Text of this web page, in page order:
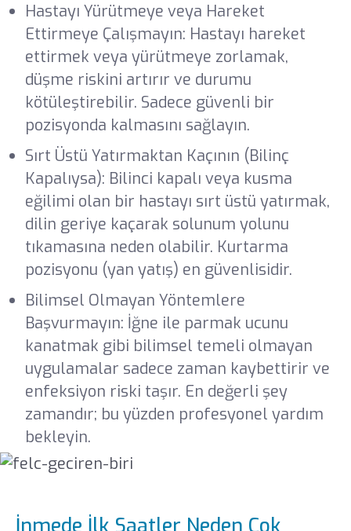
Hastayı Yürütmeye veya Hareket
Ettirmeye Çalışmayın: Hastayı hareket
ettirmek veya yürütmeye zorlamak,
düşme riskini artırır ve durumu
kötüleştirebilir. Sadece güvenli bir
pozisyonda kalmasını sağlayın.
Sırt Üstü Yatırmaktan Kaçının (Bilinç
Kapalıysa): Bilinci kapalı veya kusma
eğilimi olan bir hastayı sırt üstü yatırmak,
dilin geriye kaçarak solunum yolunu
tıkamasına neden olabilir. Kurtarma
pozisyonu (yan yatış) en güvenlisidir.
Bilimsel Olmayan Yöntemlere
Başvurmayın: İğne ile parmak ucunu
kanatmak gibi bilimsel temeli olmayan
uygulamalar sadece zaman kaybettirir ve
enfeksiyon riski taşır. En değerli şey
zamandır; bu yüzden profesyonel yardım
bekleyin.